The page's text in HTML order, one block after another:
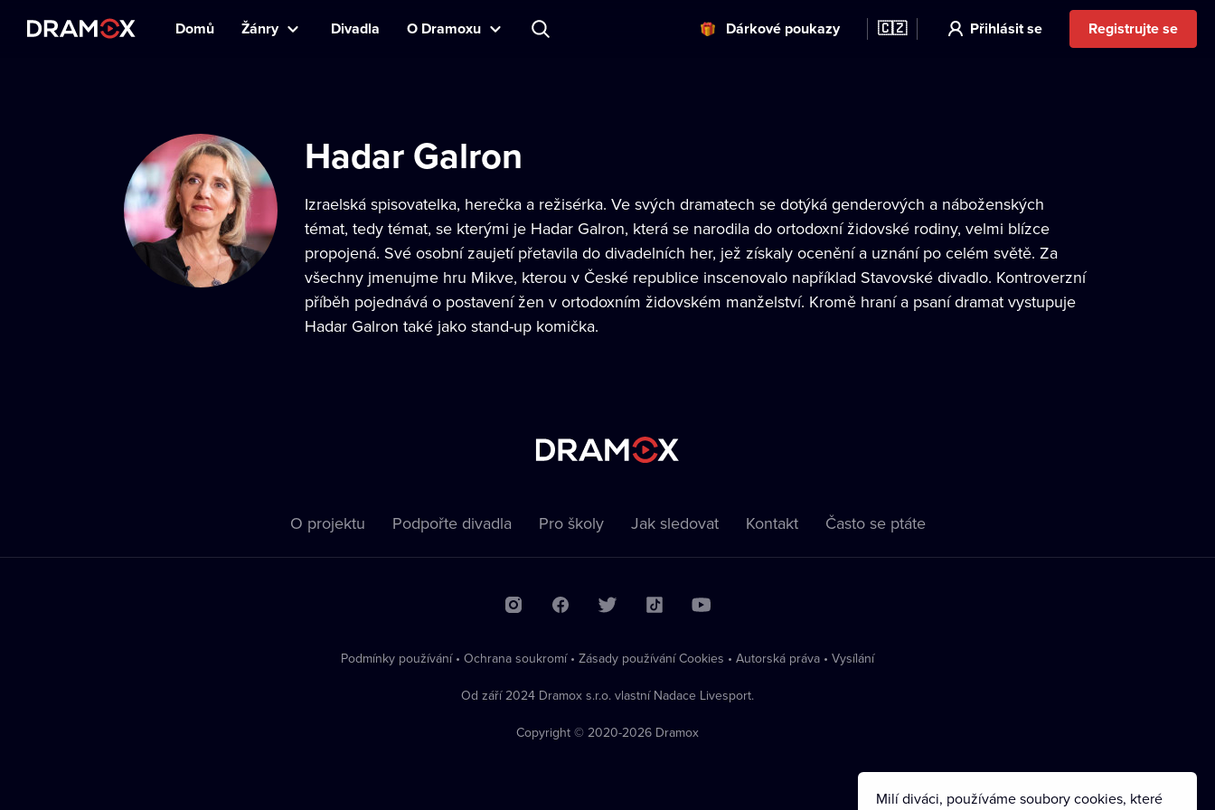
Domů Žánry Divadla O Dramoxu Dárkové poukazy 🇨🇿 Přihlásit se Registrujte se
Hadar Galron
Izraelská spisovatelka, herečka a režisérka. Ve svých dramatech se dotýká genderových a náboženských
témat, tedy témat, se kterými je Hadar Galron, která se narodila do ortodoxní židovské rodiny, velmi blízce
propojená. Své osobní zaujetí přetavila do divadelních her, jež získaly ocenění a uznání po celém světě. Za
všechny jmenujme hru Mikve, kterou v České republice inscenovalo například Stavovské divadlo. Kontroverzní
příběh pojednává o postavení žen v ortodoxním židovském manželství. Kromě hraní a psaní dramat vystupuje
Hadar Galron také jako stand-up komička.
O projektu Podpořte divadla Pro školy Jak sledovat Kontakt Často se ptáte
Podmínky používání • Ochrana soukromí • Zásady používání Cookies • Autorská práva • Vysílání
Od září 2024 Dramox s.r.o. vlastní Nadace Livesport.
Copyright © 2020-2026 Dramox
Milí diváci, používáme soubory cookies, které